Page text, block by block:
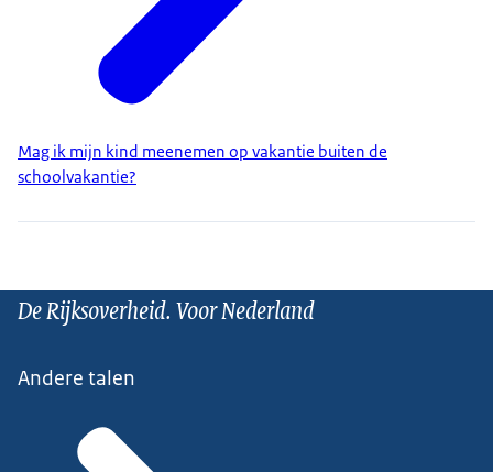
Mag ik mijn kind meenemen op vakantie buiten de
schoolvakantie?
De Rijksoverheid. Voor Nederland
Andere talen